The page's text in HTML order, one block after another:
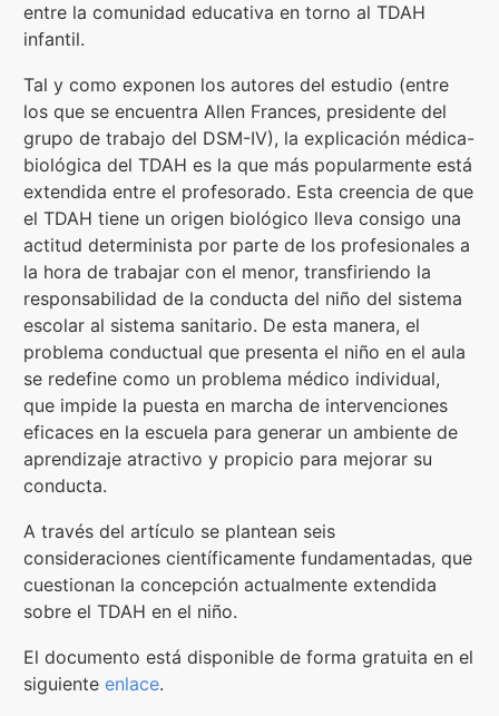
entre la comunidad educativa en torno al TDAH
infantil.
Tal y como exponen los autores del estudio (entre
los que se encuentra Allen Frances, presidente del
grupo de trabajo del DSM-IV), la explicación médica-
biológica del TDAH es la que más popularmente está
extendida entre el profesorado. Esta creencia de que
el TDAH tiene un origen biológico lleva consigo una
actitud determinista por parte de los profesionales a
la hora de trabajar con el menor, transfiriendo la
responsabilidad de la conducta del niño del sistema
escolar al sistema sanitario. De esta manera, el
problema conductual que presenta el niño en el aula
se redefine como un problema médico individual,
que impide la puesta en marcha de intervenciones
eficaces en la escuela para generar un ambiente de
aprendizaje atractivo y propicio para mejorar su
conducta.
A través del artículo se plantean seis
consideraciones científicamente fundamentadas, que
cuestionan la concepción actualmente extendida
sobre el TDAH en el niño.
El documento está disponible de forma gratuita en el
siguiente enlace.